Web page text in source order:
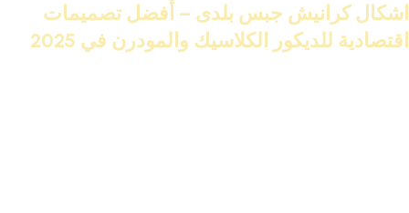
اشكال كرانيش جبس بلدى – أفضل تصميمات
اقتصادية للديكور الكلاسيك والمودرن في 2025